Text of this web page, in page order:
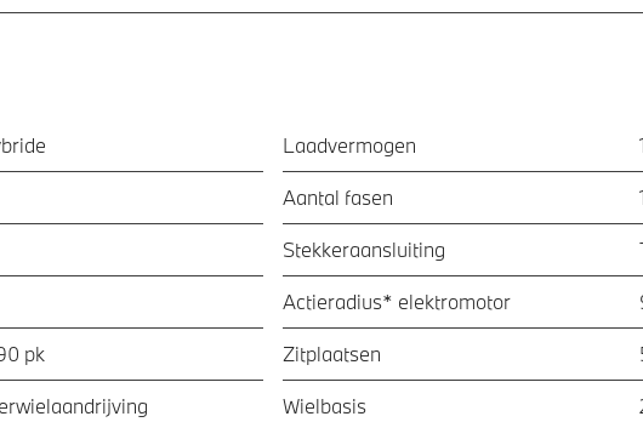
pk
Laadvermogen
Aantal fasen 1
Stekkeraansluiting
Actieradius* elektromotor
Zitplaatsen
Wielbasis